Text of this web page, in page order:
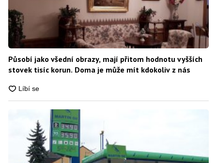
Působí jako všední obrazy, mají přitom hodnotu vyšších
stovek tisíc korun. Doma je může mít kdokoliv z nás